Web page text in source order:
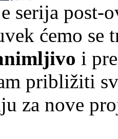
serija post-
ćemo se
i
približiti
za nove